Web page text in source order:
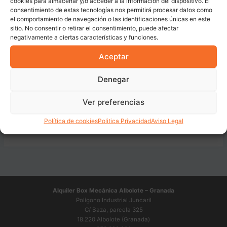
consentimiento de estas tecnologías nos permitirá procesar datos como
el comportamiento de navegación o las identificaciones únicas en este
sitio. No consentir o retirar el consentimiento, puede afectar
negativamente a ciertas características y funciones.
Aceptar
Denegar
Ver preferencias
Política de cookiesPolitica PrivacidadAviso Legal
ANTERIOR
Deja una respuesta
Lo siento, debes estarconectado
Alquiler Box Mecánica Albolote – Granada
Polígono Industrial Juncaril
C/ Baza, parcela 325
18.220 Albolote (Granada)